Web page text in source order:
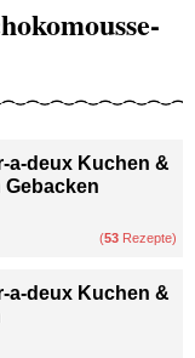
a-deux Kuchen &
Gebacken
(53 Rezepte)
a-deux Kuchen &